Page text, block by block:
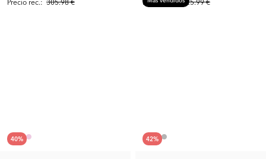
40% 42%